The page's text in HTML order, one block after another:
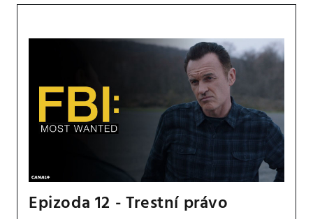
Epizoda 12 - Trestní právo